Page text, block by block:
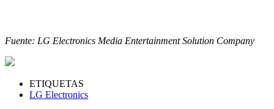
Fuente: LG Electronics Media Entertainment Solution Company
ETIQUETAS
LG Electronics